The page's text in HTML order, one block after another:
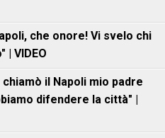
che onore! Vi svelo chi
VIDEO
il Napoli mio padre
difendere la città" |